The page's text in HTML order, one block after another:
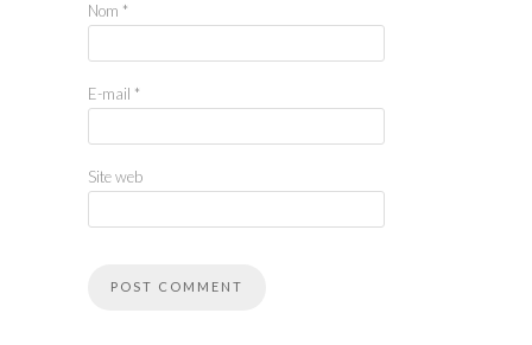
Nom *
E-mail *
Site web